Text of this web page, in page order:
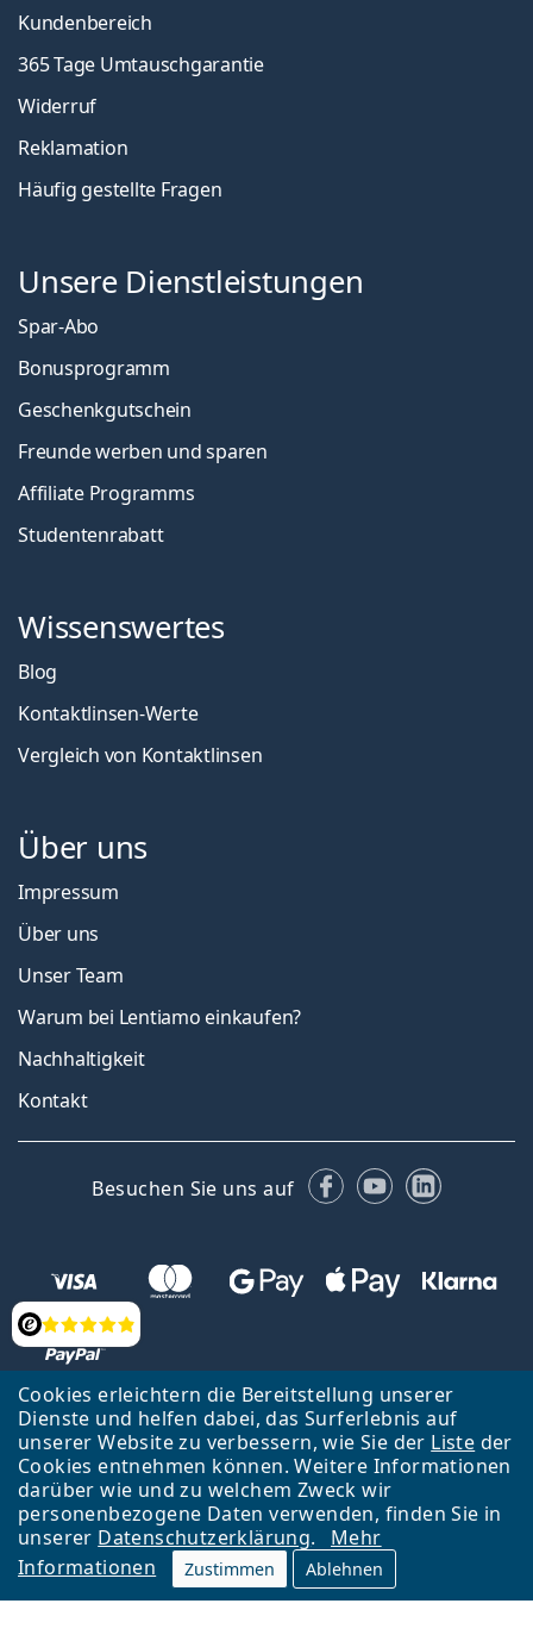
Cookies erleichtern die Bereitstellung unserer
Dienste und helfen dabei, das Surferlebnis auf
unserer Website zu verbessern, wie Sie der Liste der
Cookies entnehmen können. Weitere Informationen
darüber wie und zu welchem Zweck wir
personenbezogene Daten verwenden, finden Sie in
unserer Datenschutzerklärung.
Mehr
Informationen
Zustimmen Ablehnen
Bewertung
Kundenbereich
365 Tage Umtauschgarantie
Widerruf
Reklamation
Häufig gestellte Fragen
Unsere Dienstleistungen
Spar-Abo
Bonusprogramm
Geschenkgutschein
Freunde werben und sparen
Affiliate Programms
Studentenrabatt
Wissenswertes
Blog
Kontaktlinsen-Werte
Vergleich von Kontaktlinsen
Über uns
Impressum
Über uns
Unser Team
Warum bei Lentiamo einkaufen?
Nachhaltigkeit
Kontakt
Besuchen Sie uns auf Facebook
YouTubeLinkedIn
Zurück zur Hauptseite
Nach oben
Lentiamo s.r.o., Tschechien ist Eigentümer und Betreiber des Online-
Shops Lentiamo.at
Seit 18 Jahren sind wir für Sie da.